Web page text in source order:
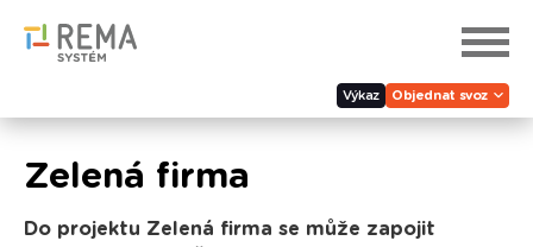
Výkaz Objednat svoz
Zelená firma
Do projektu Zelená firma se může zapojit